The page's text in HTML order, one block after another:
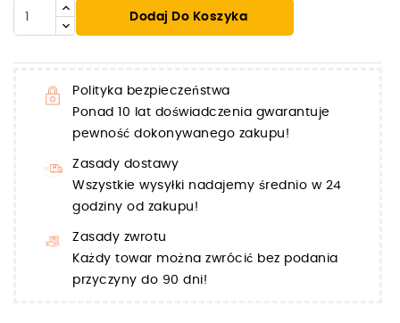
Dodaj Do Koszyka
Polityka bezpieczeństwa
Ponad 10 lat doświadczenia gwarantuje
pewność dokonywanego zakupu!
Zasady dostawy
Wszystkie wysyłki nadajemy średnio w 24
godziny od zakupu!
Zasady zwrotu
Każdy towar można zwrócić bez podania
przyczyny do 90 dni!